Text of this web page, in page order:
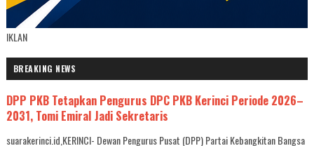
IKLAN
BREAKING NEWS
DPP PKB Tetapkan Pengurus DPC PKB Kerinci Periode 2026–
2031, Tomi Emiral Jadi Sekretaris
suarakerinci.id,KERINCI- Dewan Pengurus Pusat (DPP) Partai Kebangkitan Bangsa